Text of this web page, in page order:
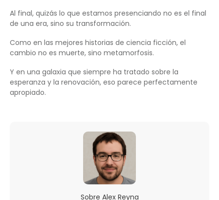
Al final, quizás lo que estamos presenciando no es el final
de una era, sino su transformación.
Como en las mejores historias de ciencia ficción, el
cambio no es muerte, sino metamorfosis.
Y en una galaxia que siempre ha tratado sobre la
esperanza y la renovación, eso parece perfectamente
apropiado.
Sobre Alex Reyna